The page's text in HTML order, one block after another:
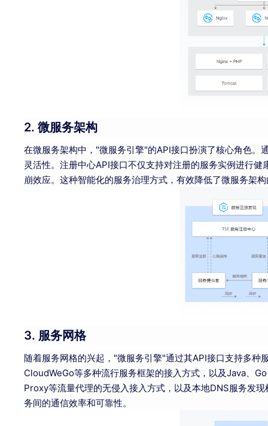
2. 微服务架构
在微服务架构中，"微服务引擎"的API接口扮演了核心角色。
灵活性。注册中心API接口不仅支持对注册的服务实例进行
崩效应。这种智能化的服务治理方式，有效降低了微服务架
3. 服务网格
随着服务网格的兴起，"微服务引擎"通过其API接口支持多
CloudWeGo等多种流行服务框架的接入方式，以及Java、
Proxy等流量代理的无侵入接入方式，以及本地DNS服务发
务间的通信效率和可靠性。